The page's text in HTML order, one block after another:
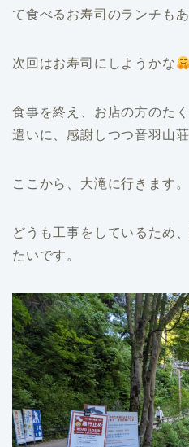
て食べるお寿司のランチもあ
次回はお寿司にしようかな
食事を終え、お店の方のた
遣いに、感謝しつつ音羽山
ここから、大滝に行きます。
どうも工事をしているため
たいです。